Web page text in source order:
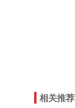
相关推荐